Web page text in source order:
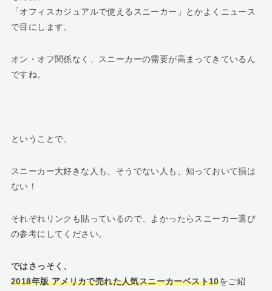
「オフィスカジュアルで使えるスニーカー」とかよくニュース
で目にします。
オン・オフ関係なく、スニーカーの需要が高まってきているん
ですね。
ということで、
スニーカー大好きな人も、そうでない人も、知っておいて損は
ない！
それぞれリンクも貼っているので、よかったらスニーカー選び
の参考にしてください。
ではさっそく、
2018年版 アメリカで売れた人気スニーカーベスト10をご紹